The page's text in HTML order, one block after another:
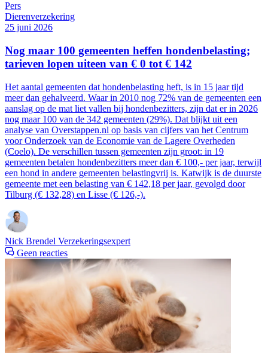
Pers
Dierenverzekering
25 juni 2026
Nog maar 100 gemeenten heffen hondenbelasting;
tarieven lopen uiteen van € 0 tot € 142
Het aantal gemeenten dat hondenbelasting heft, is in 15 jaar tijd
meer dan gehalveerd. Waar in 2010 nog 72% van de gemeenten een
aanslag op de mat liet vallen bij hondenbezitters, zijn dat er in 2026
nog maar 100 van de 342 gemeenten (29%). Dat blijkt uit een
analyse van Overstappen.nl op basis van cijfers van het Centrum
voor Onderzoek van de Economie van de Lagere Overheden
(Coelo). De verschillen tussen gemeenten zijn groot: in 19
gemeenten betalen hondenbezitters meer dan € 100,- per jaar, terwijl
een hond in andere gemeenten belastingvrij is. Katwijk is de duurste
gemeente met een belasting van € 142,18 per jaar, gevolgd door
Tilburg (€ 132,28) en Lisse (€ 126,-).
Nick Brendel Verzekeringsexpert
Geen reacties